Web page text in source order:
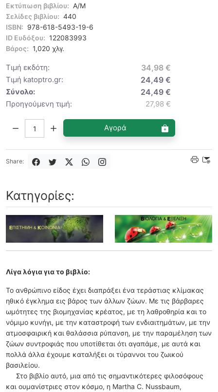
Εκτύπωση βιβλίου: Α/Μ
Σελίδες βιβλίου: 440
ISBN: 978-618-5493-19-6
ID Ευδόξου: 122083993
Βάρος: 1,020 χλγ.
Τιμή εκδότη: 34,98 €
Τιμή katoptro.gr: 24,49 €
Σύνολο: 24,49 €
Προηγούμενη τιμή: 27,98 €
Αγορά
Share:
Κατηγορίες:
Λίγα λόγια για το βιβλίο:
Το ανθρώπινο είδος έχει διαπράξει ένα τεράστιας κλίμακας
ηθικό έγκλημα εις βάρος των άλλων ζώων. Με τις βάρβαρες
ωμότητες της βιομηχανίας κρέατος, με τη λαθροθηρία και το
νόμιμο κυνήγι, με την καταστροφή των ενδιαιτημάτων, με την
ατμοσφαιρική και θαλάσσια ρύπανση, με την παραμέληση των
ζώων συντροφιάς που υποτίθεται ότι αγαπάμε, με αυτά και
πολλά άλλα έχουμε καταλήξει οι τύραννοι του ζωικού
βασιλείου.
Στο βιβλίο αυτό, μια από τις σημαντικότερες φιλοσόφους
και ουμανίστριες στον κόσμο, η Martha C. Nussbaum,